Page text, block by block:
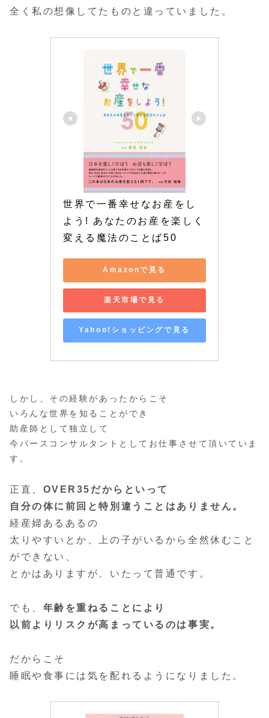
全く私の想像してたものと違っていました。
世界で一番幸せなお産をし
よう! あなたのお産を楽しく
変える魔法のことば50
Amazonで見る
楽天市場で見る
Yahoo!ショッピングで見る
しかし、その経験があったからこそ
いろんな世界を知ることができ
助産師として独立して
今バースコンサルタントとしてお仕事させて頂いていま
す。
正直、 OVER35だからといって
自分の体に前回と特別違うことはありません。
経産婦あるあるの
太りやすいとか、上の子がいるから全然休むこと
ができない、
とかはありますが、いたって普通です。
でも、 年齢を重ねることにより
以前よりリスクが高まっているのは事実。
だからこそ
睡眠や食事には気を配れるようになりました。